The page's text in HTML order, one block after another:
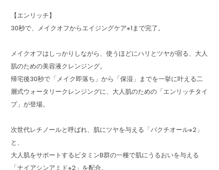
【エンリッチ】
30秒で、メイクオフからエイジングケア※1まで完了。
メイクオフはしっかりしながら、使うほどにハリとツヤが宿る、大人
肌のための美容液クレンジング。
帰宅後30秒で「メイク即落ち」から「保湿」までを一挙に叶える二
層式ウォータリークレンジングに、大人肌のための「エンリッチタイ
プ」が登場。
次世代レチノールと呼ばれ、肌にツヤを与える「バクチオール※2」
と、
大人肌をサポートするビタミンB群の一種で肌にうるおいを与える
「ナイアシンアミド※2」を配合。